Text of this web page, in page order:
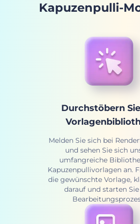
Kapuzenpulli-
Durchstöbern
Melden Sie sich bei
und sehen Sie sich
umfangreiche
Kapuzenpullivorlagen an.
die gewünschte Vorlage,
darauf und starten